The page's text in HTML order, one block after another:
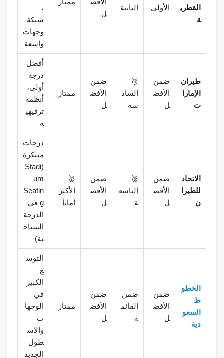
القطري
ة
الأولى
الثانية
ل
،
شبكة
وجهات
واسعة
طيران
الإمارا
ت
ضمن
الأفض
ل
🥉
الساد
سة
ضمن
الأفض
ل
ممتاز
أفضل
درجة
أولى،
أنظمة
ترفيهي
ة
الاتحاد
للطيرا
ن
ضمن
الأفض
ل
🥉
التاسع
ة
ضمن
الأفض
ل
🥇
الأكثر
أماناً
درجات
مبتكرة
(Stadi
um
Seatin
g في
الدرجة
السياح
ية)
الخطو
ط
السعو
دية
ضمن
الأفض
ل
ضمن
القائم
ة
ضمن
الأفض
ل
ممتاز
التوس
ع
الكبير
في
الوجها
ت
والأس
طول
الجديد